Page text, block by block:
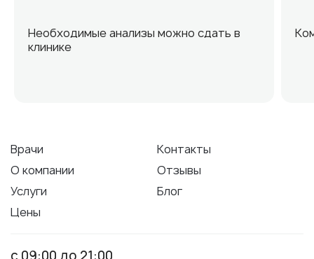
Необходимые анализы можно сдать в
клинике
Врачи
Контакты
О компании
Отзывы
Услуги
Блог
Цены